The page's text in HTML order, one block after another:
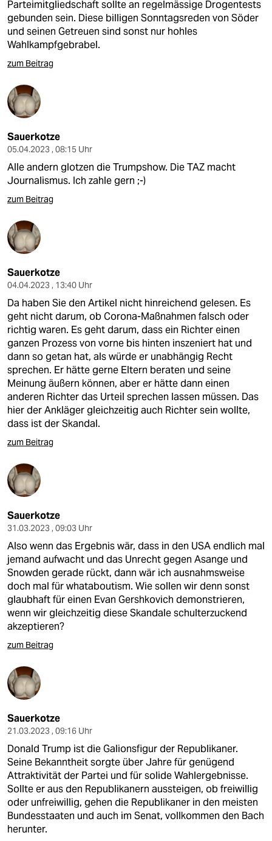
Parteimitgliedschaft sollte an regelmässige Drogentests
gebunden sein. Diese billigen Sonntagsreden von Söder
und seinen Getreuen sind sonst nur hohles
Wahlkampfgebrabel.
zum Beitrag
Sauerkotze
05.04.2023 , 08:15 Uhr
Alle andern glotzen die Trumpshow. Die TAZ macht
Journalismus. Ich zahle gern ;-)
zum Beitrag
Sauerkotze
04.04.2023 , 13:40 Uhr
Da haben Sie den Artikel nicht hinreichend gelesen. Es
geht nicht darum, ob Corona-Maßnahmen falsch oder
richtig waren. Es geht darum, dass ein Richter einen
ganzen Prozess von vorne bis hinten inszeniert hat und
dann so getan hat, als würde er unabhängig Recht
sprechen. Er hätte gerne Eltern beraten und seine
Meinung äußern können, aber er hätte dann einen
anderen Richter das Urteil sprechen lassen müssen. Das
hier der Ankläger gleichzeitig auch Richter sein wollte,
dass ist der Skandal.
zum Beitrag
Sauerkotze
31.03.2023 , 09:03 Uhr
Also wenn das Ergebnis wär, dass in den USA endlich mal
jemand aufwacht und das Unrecht gegen Asange und
Snowden gerade rückt, dann wär ich ausnahmsweise
doch mal für whataboutism. Wie sollen wir denn sonst
glaubhaft für einen Evan Gershkovich demonstrieren,
wenn wir gleichzeitig diese Skandale schulterzuckend
akzeptieren?
zum Beitrag
Sauerkotze
21.03.2023 , 09:16 Uhr
Donald Trump ist die Galionsfigur der Republikaner.
Seine Bekanntheit sorgte über Jahre für genügend
Attraktivität der Partei und für solide Wahlergebnisse.
Sollte er aus den Republikanern aussteigen, ob freiwillig
oder unfreiwillig, gehen die Republikaner in den meisten
Bundesstaaten und auch im Senat, vollkommen den Bach
herunter.